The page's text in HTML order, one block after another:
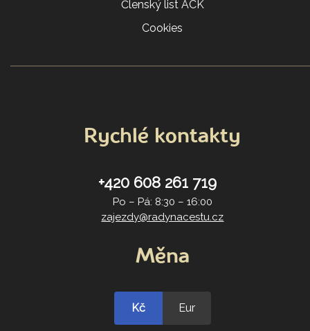
Členský list ACK
Cookies
Rychlé kontakty
+420 608 261 719
Po – Pá: 8:30 – 16:00
zajezdy@radynacestu.cz
Měna
Kč Eur